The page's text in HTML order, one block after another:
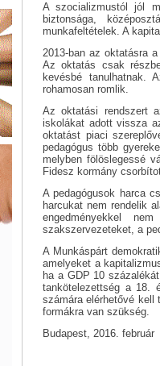
A szocializmustól jól
biztonsága,
munkafeltételek. A
2013-ban az oktatásra
Az oktatás csak
kevésbé tanulhatnak.
rohamosan romlik.
Az oktatási rendszert
iskolákat adott vissza
oktatást piaci
pedagógus több
melyben fölöslegessé
Fidesz kormány
A pedagógusok harca
harcukat nem rendelik
engedményekkel
szakszervezeteket, a
A Munkáspárt
amelyeket a
ha a GDP 10
tankötelezettség a 18.
számára elérhetővé
formákra van szükség.
Budapest, 2016. február